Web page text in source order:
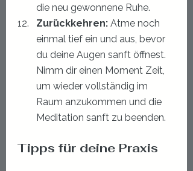
die neu gewonnene Ruhe.
Zurückkehren: Atme noch
einmal tief ein und aus, bevor
du deine Augen sanft öffnest.
Nimm dir einen Moment Zeit,
um wieder vollständig im
Raum anzukommen und die
Meditation sanft zu beenden.
Tipps für deine Praxis